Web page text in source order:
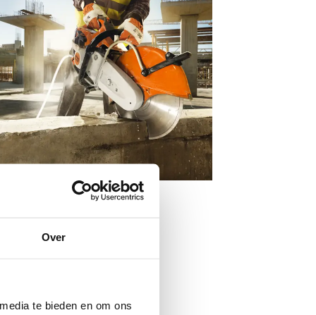
Over
te bieden en om ons